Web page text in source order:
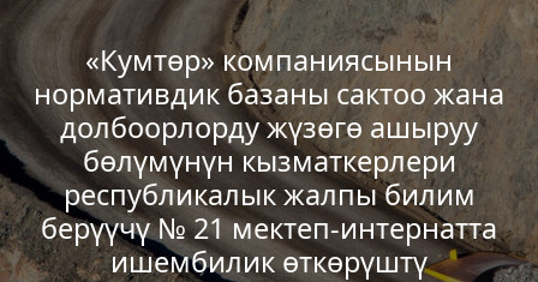
«Кумтɵр» компаниясынын
нормативдик базаны сактоо жана
долбоорлорду жүзɵгɵ ашыруу
бɵлүмүнүн кызматкерлери
республикалык жалпы билим
берүүчү № 21 мектеп-интернатта
ишембилик ɵткɵрүштү